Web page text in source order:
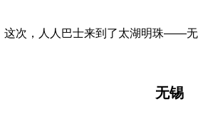
这次，人人巴士来到了太湖明珠——
无锡